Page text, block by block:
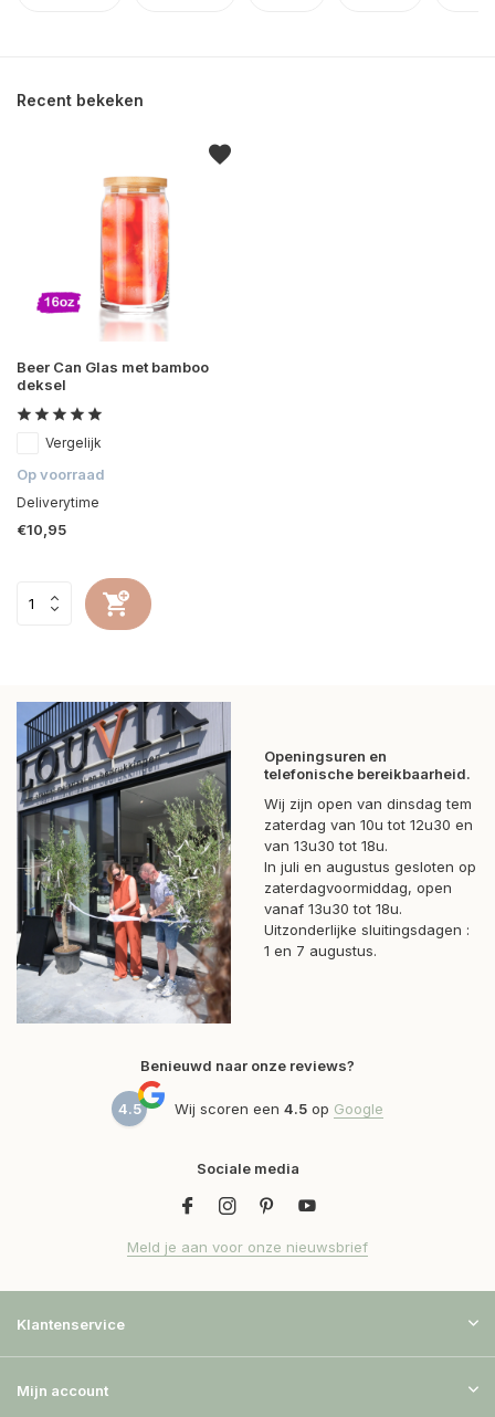
Recent bekeken
Beer Can Glas met bamboo
deksel
Vergelijk
Op voorraad
Deliverytime
€10,95
Openingsuren en
telefonische bereikbaarheid.
Wij zijn open van dinsdag tem
zaterdag van 10u tot 12u30 en
van 13u30 tot 18u.
In juli en augustus gesloten op
zaterdagvoormiddag, open
vanaf 13u30 tot 18u.
Uitzonderlijke sluitingsdagen :
1 en 7 augustus.
Benieuwd naar onze reviews?
4.5 Wij scoren een 4.5 op Google
Sociale media
Meld je aan voor onze nieuwsbrief
Klantenservice
Mijn account